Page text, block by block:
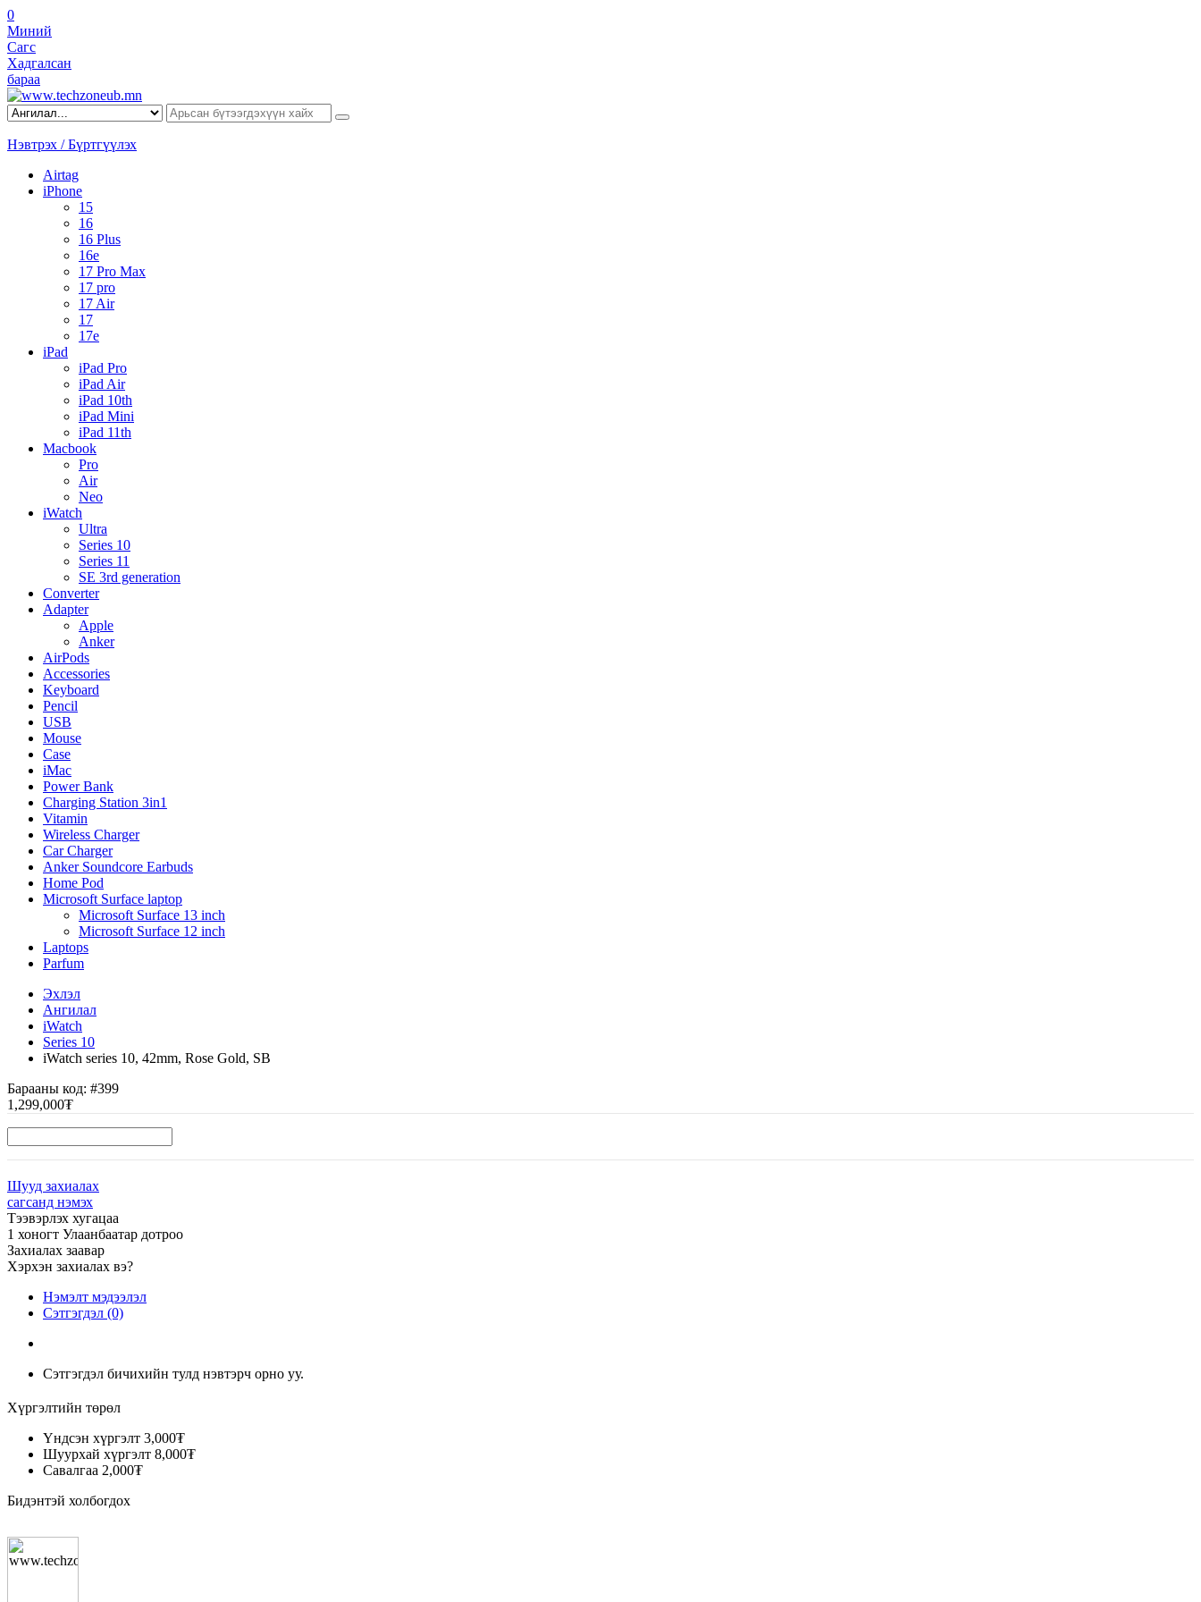
0
Миний
Сагс
Хадгалсан
бараа
Нэвтрэх / Бүртгүүлэх
Airtag
iPhone
15
16
16 Plus
16e
17 Pro Max
17 pro
17 Air
17
17e
iPad
iPad Pro
iPad Air
iPad 10th
iPad Mini
iPad 11th
Macbook
Pro
Air
Neo
iWatch
Ultra
Series 10
Series 11
SE 3rd generation
Converter
Adapter
Apple
Anker
AirPods
Accessories
Keyboard
Pencil
USB
Mouse
Case
iMac
Power Bank
Charging Station 3in1
Vitamin
Wireless Charger
Car Charger
Anker Soundcore Earbuds
Home Pod
Microsoft Surface laptop
Microsoft Surface 13 inch
Microsoft Surface 12 inch
Laptops
Parfum
Эхлэл
Ангилал
iWatch
Series 10
iWatch series 10, 42mm, Rose Gold, SB
Барааны код: #399
1,299,000₮
Шууд захиалах
сагсанд нэмэх
Тээвэрлэх хугацаа
1 хоногт Улаанбаатар дотроо
Захиалах заавар
Хэрхэн захиалах вэ?
Нэмэлт мэдээлэл
Сэтгэгдэл (0)
Сэтгэгдэл бичихийн тулд нэвтэрч орно уу.
Хүргэлтийн төрөл
Үндсэн хүргэлт 3,000₮
Шуурхай хүргэлт 8,000₮
Савалгаа 2,000₮
Бидэнтэй холбогдох